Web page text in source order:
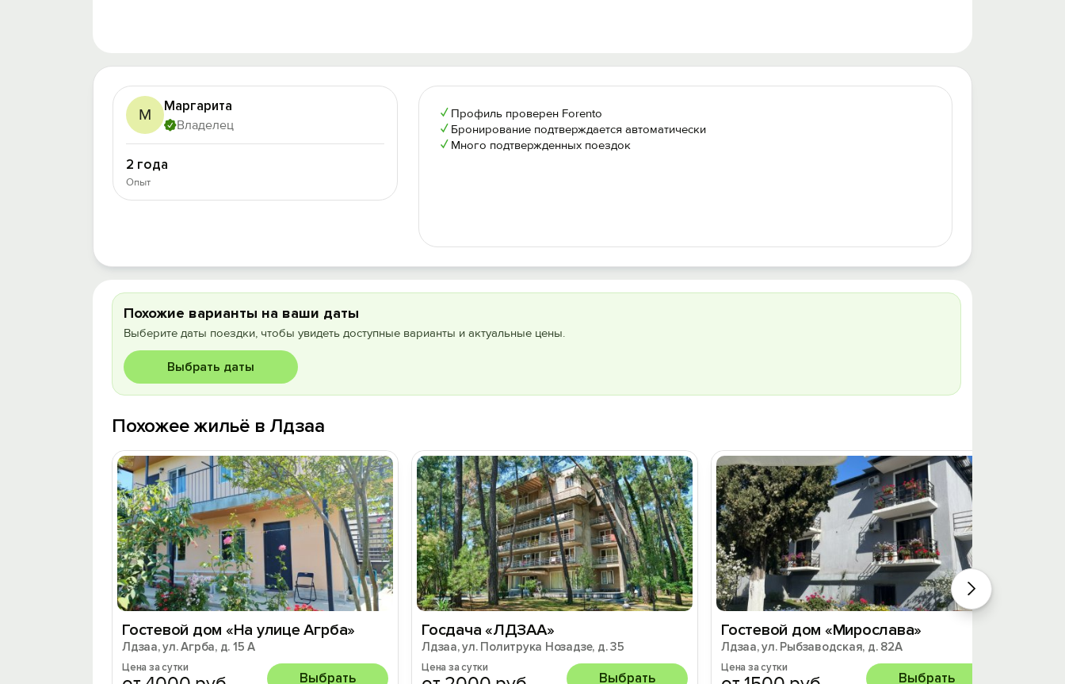
М Маргарита
Владелец
2 года
Опыт
✓ Профиль проверен Forento
✓ Бронирование подтверждается автоматически
✓ Много подтвержденных поездок
Похожие варианты на ваши даты
Выберите даты поездки, чтобы увидеть доступные варианты и актуальные цены.
Выбрать даты
Похожее жильё в Лдзаа
Гостевой дом «На улице Агрба»
Лдзаа, ул. Агрба, д. 15 А
Цена за сутки
Выбрать
Госдача «ЛДЗАА»
Лдзаа, ул. Политрука Нозадзе, д. 35
Цена за сутки
Выбрать
Гостевой дом «Мирослава»
Лдзаа, ул. Рыбзаводская, д. 82А
Цена за сутки
Выбрать